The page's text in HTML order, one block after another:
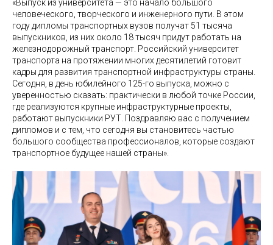
«Выпуск из университета — это начало большого
человеческого, творческого и инженерного пути. В этом
году дипломы транспортных вузов получат 51 тысяча
выпускников, из них около 18 тысяч придут работать на
железнодорожный транспорт. Российский университет
транспорта на протяжении многих десятилетий готовит
кадры для развития транспортной инфраструктуры страны.
Сегодня, в день юбилейного 125-го выпуска, можно с
уверенностью сказать: практически в любой точке России,
где реализуются крупные инфраструктурные проекты,
работают выпускники РУТ. Поздравляю вас с получением
дипломов и с тем, что сегодня вы становитесь частью
большого сообщества профессионалов, которые создают
транспортное будущее нашей страны».